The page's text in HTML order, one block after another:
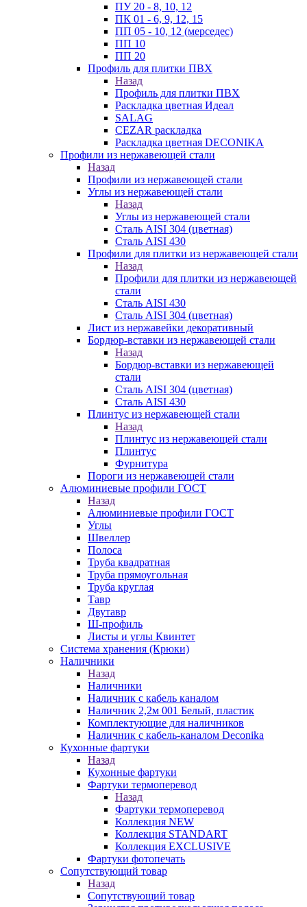
ПУ 20 - 8, 10, 12
ПК 01 - 6, 9, 12, 15
ПП 05 - 10, 12 (мерседес)
ПП 10
ПП 20
Профиль для плитки ПВХ
Назад
Профиль для плитки ПВХ
Раскладка цветная Идеал
SALAG
CEZAR раскладка
Раскладка цветная DECONIKA
Профили из нержавеющей стали
Назад
Профили из нержавеющей стали
Углы из нержавеющей стали
Назад
Углы из нержавеющей стали
Сталь AISI 304 (цветная)
Сталь AISI 430
Профили для плитки из нержавеющей стали
Назад
Профили для плитки из нержавеющей
стали
Сталь AISI 430
Сталь AISI 304 (цветная)
Лист из нержавейки декоративный
Бордюр-вставки из нержавеющей стали
Назад
Бордюр-вставки из нержавеющей
стали
Сталь AISI 304 (цветная)
Сталь AISI 430
Плинтус из нержавеющей стали
Назад
Плинтус из нержавеющей стали
Плинтус
Фурнитура
Пороги из нержавеющей стали
Алюминиевые профили ГОСТ
Назад
Алюминиевые профили ГОСТ
Углы
Швеллер
Полоса
Труба квадратная
Труба прямоугольная
Труба круглая
Тавр
Двутавр
Ш-профиль
Листы и углы Квинтет
Система хранения (Крюки)
Наличники
Назад
Наличники
Наличник с кабель каналом
Наличник 2,2м 001 Белый, пластик
Комплектующие для наличников
Наличник с кабель-каналом Deconika
Кухонные фартуки
Назад
Кухонные фартуки
Фартуки термоперевод
Назад
Фартуки термоперевод
Коллекция NEW
Коллекция STANDART
Коллекция EXCLUSIVE
Фартуки фотопечать
Сопутствующий товар
Назад
Сопутствующий товар